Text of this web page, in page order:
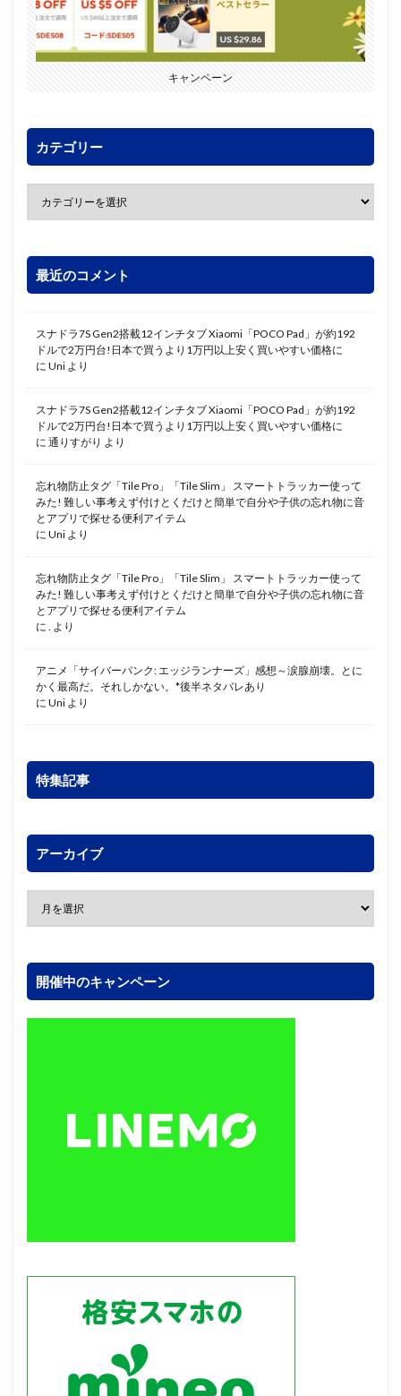
キャンペーン
カテゴリー
最近のコメント
スナドラ7S Gen2搭載12インチタブ Xiaomi「POCO Pad」が約192
ドルで2万円台!日本で買うより1万円以上安く買いやすい価格に
に Uni より
スナドラ7S Gen2搭載12インチタブ Xiaomi「POCO Pad」が約192
ドルで2万円台!日本で買うより1万円以上安く買いやすい価格に
に 通りすがり より
忘れ物防止タグ「Tile Pro」「Tile Slim」 スマートトラッカー使って
みた! 難しい事考えず付けとくだけと簡単で自分や子供の忘れ物に音
とアプリで探せる便利アイテム
に Uni より
忘れ物防止タグ「Tile Pro」「Tile Slim」 スマートトラッカー使って
みた! 難しい事考えず付けとくだけと簡単で自分や子供の忘れ物に音
とアプリで探せる便利アイテム
に . より
アニメ「サイバーパンク: エッジランナーズ」感想～涙腺崩壊。とに
かく最高だ。それしかない。*後半ネタバレあり
に Uni より
特集記事
アーカイブ
開催中のキャンペーン